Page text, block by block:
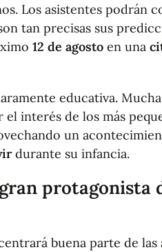
Los asistentes podrán
tan precisas sus
12 de agosto en una
educativa.
el interés de los más
un
durante su infancia.
protagonista
buena parte de las